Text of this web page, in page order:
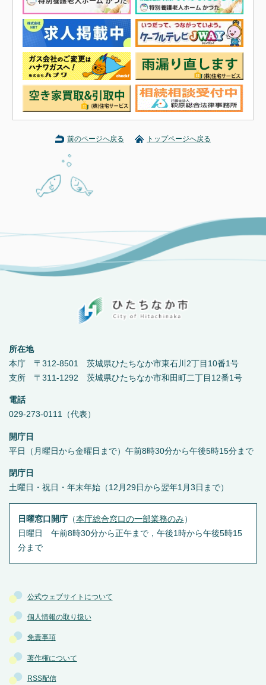
前のページへ戻る トップページへ戻る
公式ウェブサイトについて
個人情報の取り扱い
免責事項
著作権について
RSS配信
所在地
本庁 〒312-8501 茨城県ひたちなか市東石川2丁目10番1号
支所 〒311-1292 茨城県ひたちなか市和田町二丁目12番1号
電話
029-273-0111（代表）
開庁日
平日（月曜日から金曜日まで）午前8時30分から午後5時15分まで
閉庁日
土曜日・祝日・年末年始（12月29日から翌年1月3日まで）
日曜窓口開庁（本庁総合窓口の一部業務のみ ）
日曜日 午前8時30分から正午まで，午後1時から午後5時15
分まで